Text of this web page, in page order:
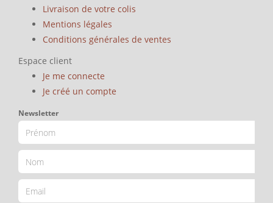
Livraison de votre colis
Mentions légales
Conditions générales de ventes
Espace client
Je me connecte
Je créé un compte
Newsletter